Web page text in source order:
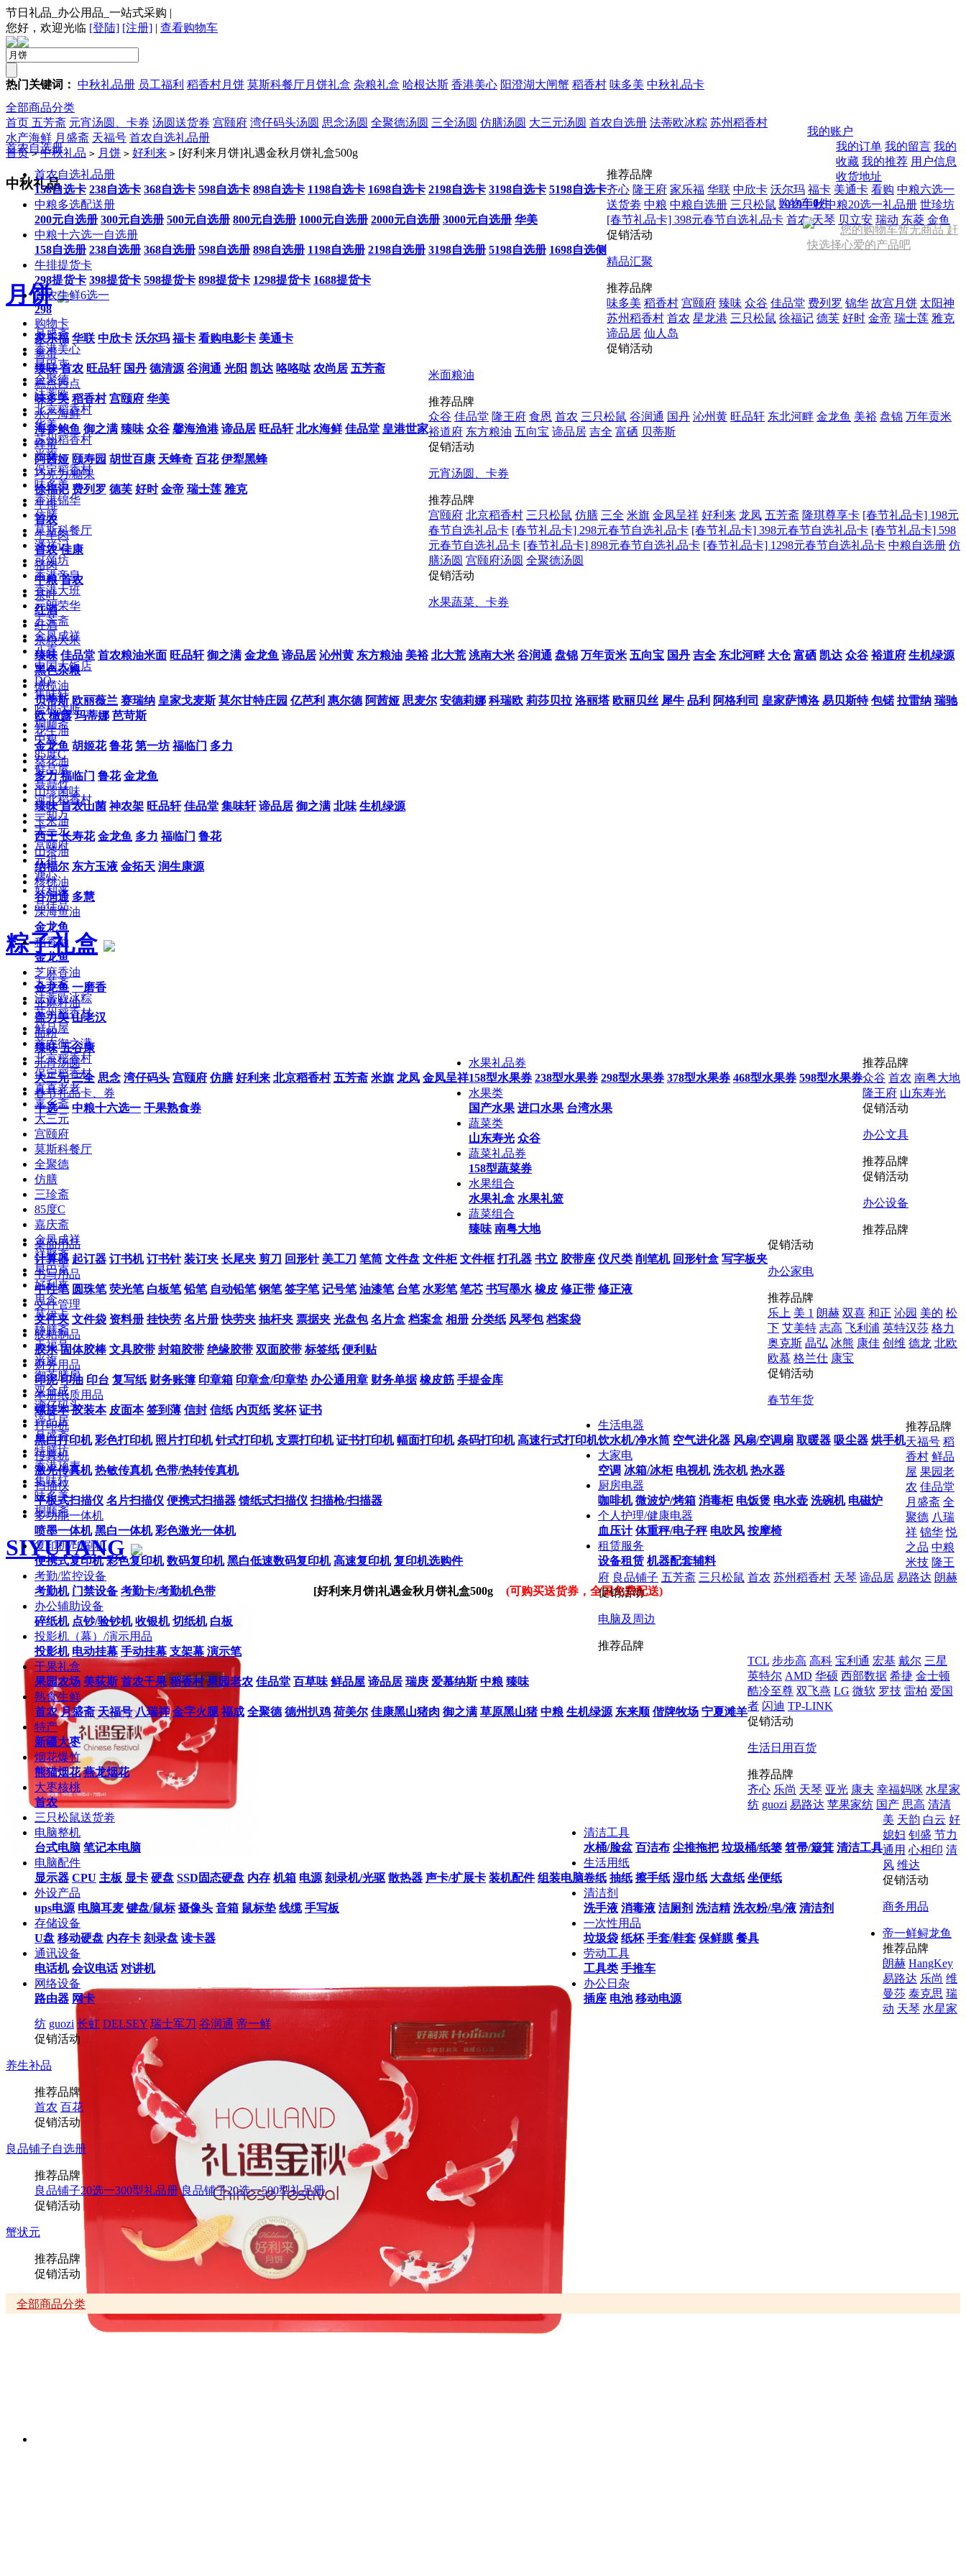
节日礼品_办公用品_一站式采购 |
您好，欢迎光临 [登陆] [注册] | 查看购物车
热门关键词： 中秋礼品册 员工福利 稻香村月饼 莫斯科餐厅月饼礼盒 杂粮礼盒 哈根达斯 香港美心 阳澄湖大闸蟹 稻香村 味多美 中秋礼品卡
我的账户
我的订单 我的留言 我的
收藏 我的推荐 用户信息
收货地址
购物车0件
您的购物车暂无商品 赶
快选择心爱的产品吧
全部商品分类
首农自选册
首农自选礼品册
158自选卡 238自选卡 368自选卡 598自选卡 898自选卡 1198自选卡 1698自选卡 2198自选卡 3198自选卡 5198自选卡
中粮多选配送册
200元自选册 300元自选册 500元自选册 800元自选册 1000元自选册 2000元自选册 3000元自选册 华美
中粮十六选一自选册
158自选册 238自选册 368自选册 598自选册 898自选册 1198自选册 2198自选册 3198自选册 5198自选册 1698自选侧
牛排提货卡
298提货卡 398提货卡 598提货卡 898提货卡 1298提货卡 1688提货卡
首农生鲜6选一
298
购物卡
家乐福 华联 中欣卡 沃尔玛 福卡 看购电影卡 美通卡
推荐品牌
齐心 隆王府 家乐福 华联 中欣卡 沃尔玛 福卡 美通卡 看购 中粮六选一
送货劵 中粮 中粮自选册 三只松鼠 2019中秋中粮20选一礼品册 世珍坊
[春节礼品卡] 398元春节自选礼品卡 首农 天琴 贝立安 瑞动 东菱 金鱼
促销活动
精品汇聚
禽蛋
臻味 首农 旺品轩 国丹 德清源 谷润通 光阳 凯达 咯咯哒 农尚居 五芳斋
糕点西点
味多美 稻香村 宫颐府 华美
水产海鲜
海参鲍鱼 御之满 臻味 众谷 馨海渔港 谛品居 旺品轩 北水海鲜 佳品堂 皇港世家
蜂蜜
阿茜娅 颐寿园 胡世百康 天蜂奇 百花 伊犁黑蜂
巧克力/糖果
徐福记 费列罗 德芙 好时 金帝 瑞士莲 雅克
牛排
首农
牛羊肉
首农 佳康
猪肉
中粮 首农
茶叶
红酒
红酒
推荐品牌
味多美 稻香村 宫颐府 臻味 众谷 佳品堂 费列罗 锦华 故宫月饼 太阳神
苏州稻香村 首农 星龙港 三只松鼠 徐福记 德芙 好时 金帝 瑞士莲 雅克
谛品居 仙人岛
促销活动
米面粮油
杂粮大米
臻味 佳品堂 首农粮油米面 旺品轩 御之满 金龙鱼 谛品居 沁州黄 东方粮油 美裕 北大荒 洮南大米 谷润通 盘锦 万年贡米 五向宝 国丹 吉全 东北河畔 大仓 富硒 凯达 众谷 裕道府 生机绿源
黑色杂粮
橄榄油
贝蒂斯 欧丽薇兰 赛瑞纳 皇家戈麦斯 莫尔甘特庄园 亿芭利 惠尔德 阿茜娅 思麦尔 安德莉娜 科瑞欧 莉莎贝拉 洛丽塔 欧丽贝丝 犀牛 品利 阿格利司 皇家萨博洛 易贝斯特 包锘 拉雷纳 瑞驰
欧 橄露 玛蒂娜 芭苛斯
花生油
金龙鱼 胡姬花 鲁花 第一坊 福临门 多力
葵花油
多力 福临门 鲁花 金龙鱼
山珍菌味
臻味 首农山菌 神农架 旺品轩 佳品堂 集味轩 谛品居 御之满 北味 生机绿源
玉米油
西王 长寿花 金龙鱼 多力 福临门 鲁花
山茶油
纳福尔 东方玉液 金拓天 润生康源
核桃油
谷润通 多慧
深海鱼油
金龙鱼
稻香油
金龙鱼
芝麻香油
金龙鱼 一磨香
亚麻籽油
盖力美 山老汉
面粉
臻味 五谷康
推荐品牌
众谷 佳品堂 隆王府 食恩 首农 三只松鼠 谷润通 国丹 沁州黄 旺品轩 东北河畔 金龙鱼 美裕 盘锦 万年贡米
裕道府 东方粮油 五向宝 谛品居 吉全 富硒 贝蒂斯
促销活动
元宵汤圆、卡券
元宵汤圆
大三元 三全 思念 湾仔码头 宫颐府 仿膳 好利来 北京稻香村 五芳斋 米旗 龙凤 金凤呈祥
春节礼品卡、券
十选一 中粮十六选一 干果熟食券
推荐品牌
宫颐府 北京稻香村 三只松鼠 仿膳 三全 米旗 金凤呈祥 好利来 龙凤 五芳斋 隆琪尊享卡 [春节礼品卡] 198元
春节自选礼品卡 [春节礼品卡] 298元春节自选礼品卡 [春节礼品卡] 398元春节自选礼品卡 [春节礼品卡] 598
元春节自选礼品卡 [春节礼品卡] 898元春节自选礼品卡 [春节礼品卡] 1298元春节自选礼品卡 中粮自选册 仿
膳汤圆 宫颐府汤圆 全聚德汤圆
促销活动
水果蔬菜、卡券
水果礼品券
158型水果券 238型水果券 298型水果券 378型水果券 468型水果券 598型水果券
水果类
国产水果 进口水果 台湾水果
蔬菜类
山东寿光 众谷
蔬菜礼品券
158型蔬菜券
水果组合
水果礼盒 水果礼篮
蔬菜组合
臻味 南粤大地
推荐品牌
众谷 首农 南粤大地
隆王府 山东寿光
促销活动
办公文具
桌面用品
计算器 起订器 订书机 订书针 装订夹 长尾夹 剪刀 回形针 美工刀 笔筒 文件盘 文件柜 文件框 打孔器 书立 胶带座 仪尺类 削笔机 回形针盒 写字板夹
书写用品
中性笔 圆珠笔 荧光笔 白板笔 铅笔 自动铅笔 钢笔 签字笔 记号笔 油漆笔 台笔 水彩笔 笔芯 书写墨水 橡皮 修正带 修正液
文件管理
文件夹 文件袋 资料册 挂快劳 名片册 快劳夹 抽杆夹 票据夹 光盘包 名片盒 档案盒 相册 分类纸 风琴包 档案袋
胶粘制品
胶水 固体胶棒 文具胶带 封箱胶带 绝缘胶带 双面胶带 标签纸 便利贴
财务用品
印泥 印油 印台 复写纸 财务账簿 印章箱 印章盒/印章垫 办公通用章 财务单据 橡皮筋 手提金库
本册纸质用品
螺旋本 胶装本 皮面本 签到薄 信封 信纸 内页纸 奖杯 证书
推荐品牌
促销活动
办公设备
打印机
黑白打印机 彩色打印机 照片打印机 针式打印机 支票打印机 证书打印机 幅面打印机 条码打印机 高速行式打印机
传真机
激光传真机 热敏传真机 色带/热转传真机
扫描仪
平板式扫描仪 名片扫描仪 便携式扫描器 馈纸式扫描仪 扫描枪/扫描器
多功能一体机
喷墨一体机 黑白一体机 彩色激光一体机
复印机/印刷机
便携式复印机 彩色复印机 数码复印机 黑白低速数码复印机 高速复印机 复印机选购件
考勤/监控设备
考勤机 门禁设备 考勤卡/考勤机色带
办公辅助设备
碎纸机 点钞/验钞机 收银机 切纸机 白板
投影机（幕）/演示用品
投影机 电动挂幕 手动挂幕 支架幕 演示笔
推荐品牌
促销活动
办公家电
生活电器
饮水机/净水筒 空气进化器 风扇/空调扇 取暖器 吸尘器 烘手机
大家电
空调 冰箱/冰柜 电视机 洗衣机 热水器
厨房电器
咖啡机 微波炉/烤箱 消毒柜 电饭煲 电水壶 洗碗机 电磁炉
个人护理/健康电器
血压计 体重秤/电子秤 电吹风 按摩椅
租赁服务
设备租赁 机器配套辅料
推荐品牌
乐上 美 1 朗赫 双喜 和正 沁园 美的 松
下 艾美特 志高 飞利浦 英特汉莎 格力
奥克斯 晶弘 冰熊 康佳 创维 德龙 北欧
欧慕 格兰仕 康宝
促销活动
春节年货
干果礼盒
果园农场 美荻斯 首农干果 稻香村 果园老农 佳品堂 百草味 鲜品屋 谛品居 瑞庚 爱慕纳斯 中粮 臻味
熟食生鲜
首农 月盛斋 天福号 八瑞祥 金字火腿 福成 全聚德 德州扒鸡 荷美尔 佳康黑山猪肉 御之满 草原黑山猪 中粮 生机绿源 东来顺 偕牌牧场 宁夏滩羊
特产
新疆大枣
烟花爆竹
熊猫烟花 燕龙烟花
大枣核桃
首农
三只松鼠送货劵
推荐品牌
天福号 稻
香村 鲜品
屋 果园老
农 佳品堂
月盛斋 全
聚德 八瑞
祥 锦华 悦
之品 中粮
米技 隆王
府 良品铺子 五芳斋 三只松鼠 首农 苏州稻香村 天琴 谛品居 易路达 朗赫
促销活动
电脑及周边
电脑整机
台式电脑 笔记本电脑
电脑配件
显示器 CPU 主板 显卡 硬盘 SSD固态硬盘 内存 机箱 电源 刻录机/光驱 散热器 声卡/扩展卡 装机配件 组装电脑
外设产品
ups电源 电脑耳麦 键盘/鼠标 摄像头 音箱 鼠标垫 线缆 手写板
存储设备
U盘 移动硬盘 内存卡 刻录盘 读卡器
通讯设备
电话机 会议电话 对讲机
网络设备
路由器 网卡
推荐品牌
TCL 步步高 高科 宝利通 宏基 戴尔 三星
英特尔 AMD 华硕 西部数据 希捷 金士顿
酷冷至尊 双飞燕 LG 微软 罗技 雷柏 爱国
者 闪迪 TP-LINK
促销活动
生活日用百货
清洁工具
水桶/脸盆 百洁布 尘推拖把 垃圾桶/纸篓 笤帚/簸箕 清洁工具
生活用纸
卷纸 抽纸 擦手纸 湿巾纸 大盘纸 坐便纸
清洁剂
洗手液 消毒液 洁厕剂 洗洁精 洗衣粉/皂/液 清洁剂
一次性用品
垃圾袋 纸杯 手套/鞋套 保鲜膜 餐具
劳动工具
工具类 手推车
办公日杂
插座 电池 移动电源
推荐品牌
齐心 乐尚 天琴 亚光 康夫 幸福妈咪 水星家
纺 guozi 易路达 苹果家纺 国产 思高 清清
美 天韵 白云 好
媳妇 钊盛 节力
通用 心相印 清
风 维达
促销活动
商务用品
帝一鲜鲟龙鱼
推荐品牌
朗赫 HangKey
易路达 乐尚 维
曼莎 泰克思 瑞
动 天琴 水星家
纺 guozi 长虹 DELSEY 瑞士军刀 谷润通 帝一鲜
促销活动
养生补品
推荐品牌
首农 百花
促销活动
良品铺子自选册
推荐品牌
良品铺子20选一300型礼品册 良品铺子20选一500型礼品册
促销活动
蟹状元
推荐品牌
促销活动
全部商品分类
首页 五芳斋 元宵汤圆、卡券 汤圆送货券 宫颐府 湾仔码头汤圆 思念汤圆 全聚德汤圆 三全汤圆 仿膳汤圆 大三元汤圆 首农自选册 法蒂欧冰粽 苏州稻香村
水产海鲜 月盛斋 天福号 首农自选礼品册
首页 > 中秋礼品 > 月饼 > 好利来 > [好利来月饼]礼遇金秋月饼礼盒500g
中秋礼品
月饼
月盛斋
香港美心
星巴克
全聚德
法蒂欧
北京稻香村
华美
苏州稻香村
米旗
保定稻香村
味多美
香港锦华
仿膳
莫斯科餐厅
潘祥记
可颂坊
香港帝皇
香港大班
元朗荣华
五芳斋
金凤成祥
八喜
中国大饭店
DQ
集味轩
哈根达斯
桐顺斋
中粮
85度C
鲜品屋
聂鼎竹
河北稻香村
一知万
大三元
宫颐府
元祖
溏心
好利来
品佳品
粽子礼盒
五芳斋
法蒂欧冰粽
苏州稻香村
鲜品屋
首农御之满
北京稻香村
保定稻香村
真真老老
嘉乡斋
大三元
宫颐府
莫斯科餐厅
全聚德
仿膳
三珍斋
85度C
嘉庆斋
金凤成祥
祥聚斋
星巴克
好利来
思念
莫伊卡
静膳斋
天福号
米旗
御茶膳房
双合成
湾仔码头
谛品居
月盛斋
特膳坊
香港顶麦
集味轩
味多美
桐顺斋
SIYUTANG
[好利来月饼]礼遇金秋月饼礼盒500g (可购买送货券，全国免费配送)